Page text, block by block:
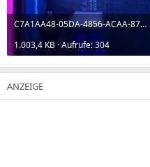
C7A1AA48-05DA-4856-ACAA-87A44D61F762.jpeg
1.003,4 KB · Aufrufe: 304